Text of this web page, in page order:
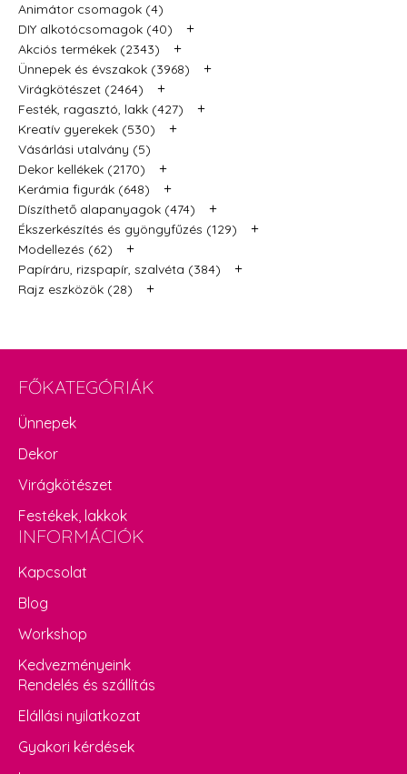
Animátor csomagok (4)
DIY alkotócsomagok (40)
+
Akciós termékek (2343) +
Ünnepek és évszakok (3968) +
Virágkötészet (2464) +
Festék, ragasztó, lakk (427) +
Kreatív gyerekek (530) +
Vásárlási utalvány (5)
Dekor kellékek (2170)
+
Kerámia figurák (648) +
Díszíthető alapanyagok (474) +
Ékszerkészítés és gyöngyfűzés (129) +
Modellezés (62) +
Papíráru, rizspapír, szalvéta (384) +
Rajz eszközök (28) +
FŐKATEGÓRIÁK
Ünnepek
Dekor
Virágkötészet
Festékek, lakkok
INFORMÁCIÓK
Kapcsolat
Blog
Workshop
Kedvezményeink
Rendelés és szállítás
Elállási nyilatkozat
Gyakori kérdések